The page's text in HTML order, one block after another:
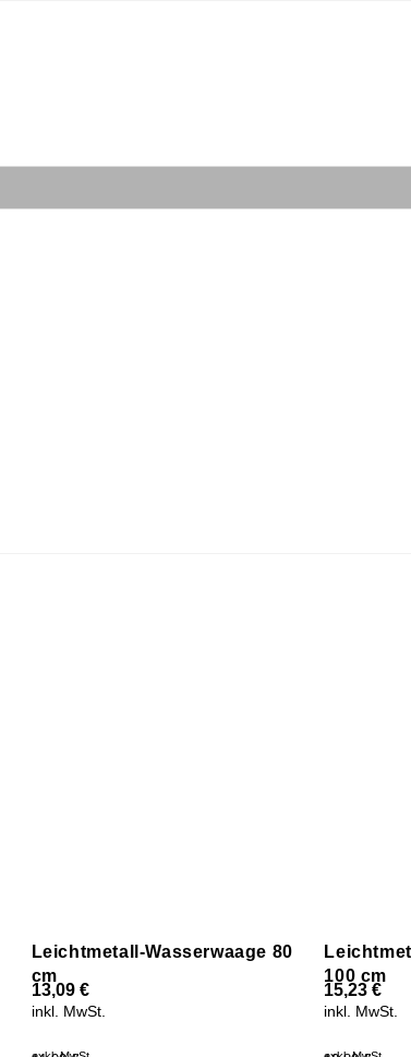
Leichtmetall-Wasserwaage 80
cm
13,09 €
inkl. MwSt.
100 cm
15,23€
inkl. MwSt.